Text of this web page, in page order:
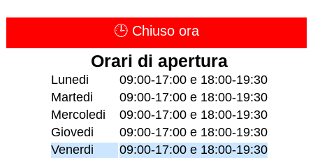
🕒 Chiuso ora
Orari di apertura
Lunedi
09:00-17:00 e 18:00-19:30
Martedi
09:00-17:00 e 18:00-19:30
Mercoledi
09:00-17:00 e 18:00-19:30
Giovedi
09:00-17:00 e 18:00-19:30
Venerdi
09:00-17:00 e 18:00-19:30